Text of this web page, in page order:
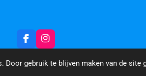
gebruik te blijven maken van de site
F
a
c
e
I
n
s